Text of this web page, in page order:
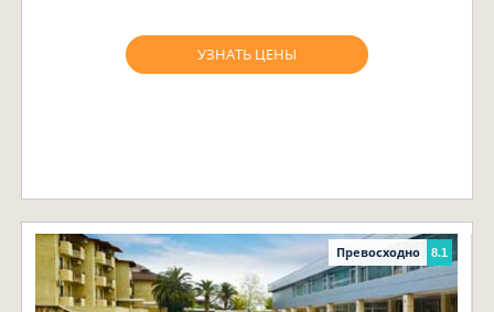
УЗНАТЬ ЦЕНЫ
Превосходно 8.1